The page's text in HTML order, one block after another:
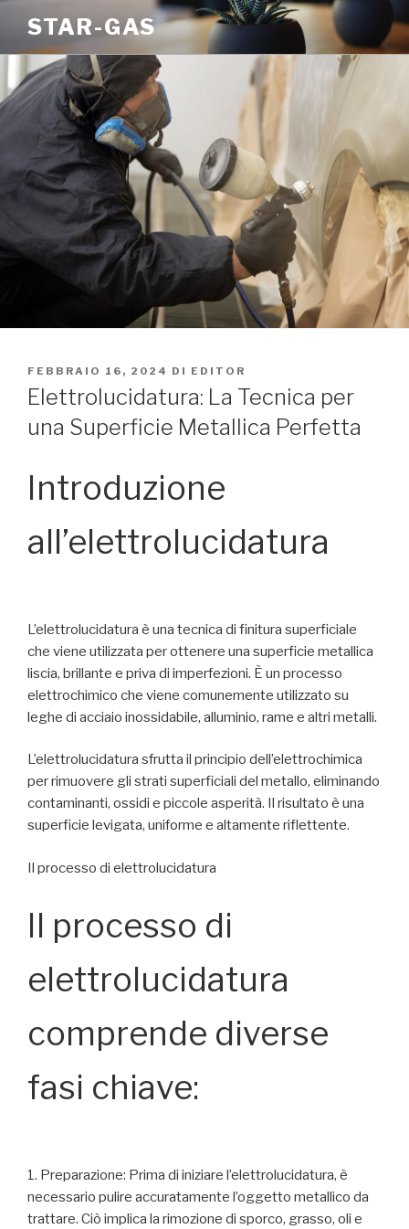
contenuto
STAR-GAS
PUBBLICATO
IL
FEBBRAIO 16, 2024 DI EDITOR
Elettrolucidatura: La Tecnica per
una Superficie Metallica Perfetta
Introduzione
all’elettrolucidatura
L’elettrolucidatura è una tecnica di finitura superficiale
che viene utilizzata per ottenere una superficie metallica
liscia, brillante e priva di imperfezioni. È un processo
elettrochimico che viene comunemente utilizzato su
leghe di acciaio inossidabile, alluminio, rame e altri metalli.
L’elettrolucidatura sfrutta il principio dell’elettrochimica
per rimuovere gli strati superficiali del metallo, eliminando
contaminanti, ossidi e piccole asperità. Il risultato è una
superficie levigata, uniforme e altamente riflettente.
Il processo di elettrolucidatura
Il processo di
elettrolucidatura
comprende diverse
fasi chiave:
1. Preparazione: Prima di iniziare l’elettrolucidatura, è
necessario pulire accuratamente l’oggetto metallico da
trattare. Ciò implica la rimozione di sporco, grasso, oli e